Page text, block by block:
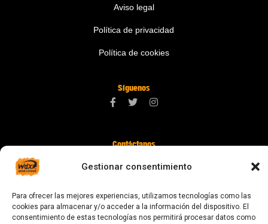
Gestionar consentimiento
Para ofrecer las mejores experiencias, utilizamos tecnologías como las
cookies para almacenar y/o acceder a la información del dispositivo. El
consentimiento de estas tecnologías nos permitirá procesar datos como
Aviso legal
Política de privacidad
Política de cookies
Síguenos
Contáctanos
08024 Barcelona